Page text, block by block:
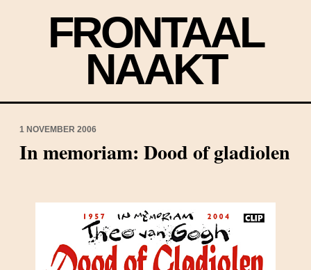
FRONTAAL
NAAKT
1 NOVEMBER 2006
In memoriam: Dood of gladiolen